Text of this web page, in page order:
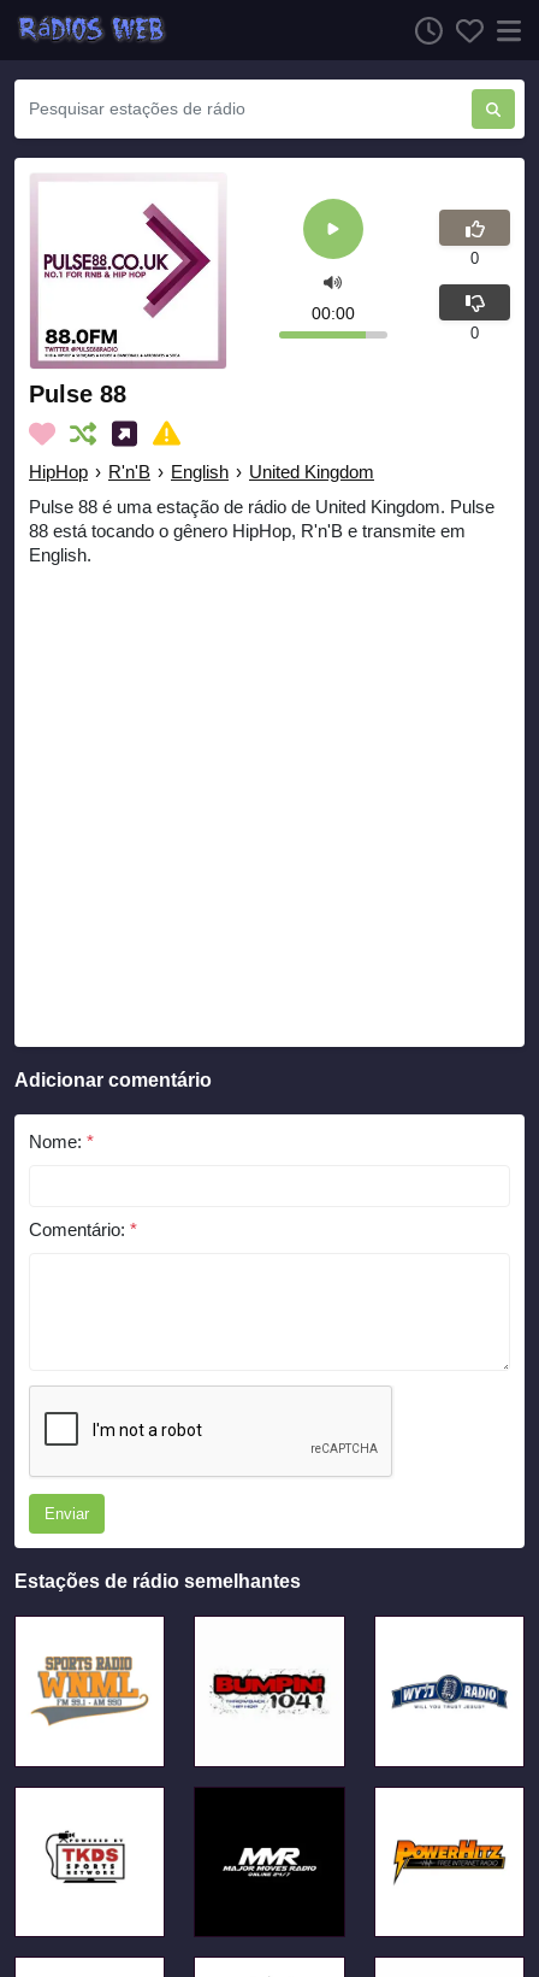
Pulse 88
HipHop › R'n'B › English › United Kingdom
Pulse 88 é uma estação de rádio de United Kingdom. Pulse
88 está tocando o gênero HipHop, R'n'B e transmite em
English.
00:00
0
0
Adicionar comentário
Nome: *
Comentário: *
Enviar
Estações de rádio semelhantes